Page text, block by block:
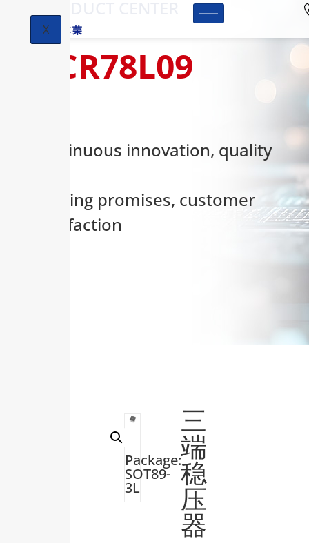
X
HCR78L09
Continuous innovation, quality
keeping promises, customer
satisfaction
Package:
SOT89-
3L
三
端
稳
压
器